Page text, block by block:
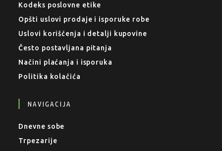
Kodeks poslovne etike
Opšti uslovi prodaje i isporuke robe
Uslovi korišćenja i detalji kupovine
Često postavljana pitanja
Načini plaćanja i isporuka
Politika kolačića
NAVIGACIJA
Dnevne sobe
Trpezarije